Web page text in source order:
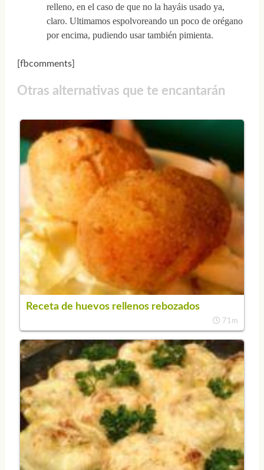
relleno, en el caso de que no la hayáis usado ya,
claro. Ultimamos espolvoreando un poco de orégano
por encima, pudiendo usar también pimienta.
[fbcomments]
Otras alternativas que te encantarán
Receta de huevos rellenos rebozados
71m